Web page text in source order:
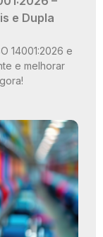
e Dupla
14001:2026 e
e melhorar